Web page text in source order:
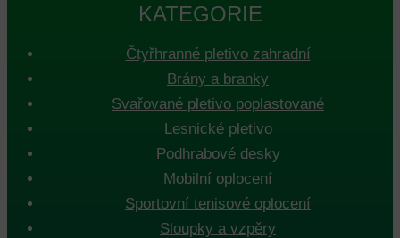
KATEGORIE
Čtyřhranné pletivo zahradní
Brány a branky
Svařované pletivo poplastované
Lesnické pletivo
Podhrabové desky
Mobilní oplocení
Sportovní tenisové oplocení
Sloupky a vzpěry